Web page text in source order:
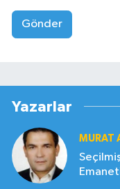
Gönder
Yazarlar
MURAT